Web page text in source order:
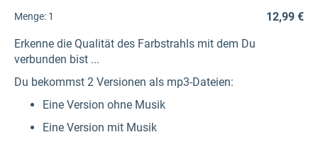
Menge: 1
12,99 €
Erkenne die Qualität des Farbstrahls mit dem Du
verbunden bist ...
Du bekommst 2 Versionen als mp3-Dateien:
Eine Version ohne Musik
Eine Version mit Musik